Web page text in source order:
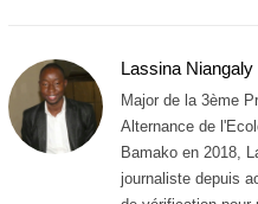
0
2
6
Lassina Niangaly
Major de la 3ème
Alternance de
Bamako en 2018,
journaliste depuis